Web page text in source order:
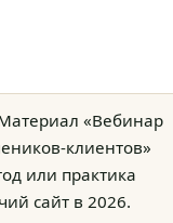
«Вебинар
клиентов»
или практика
сайт в 2026.